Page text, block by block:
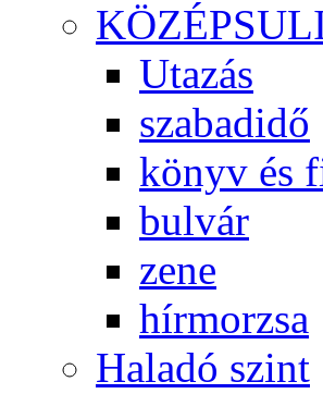
Utazás
szabadidő
könyv és
bulvár
zene
hírmorzsa
Haladó szint